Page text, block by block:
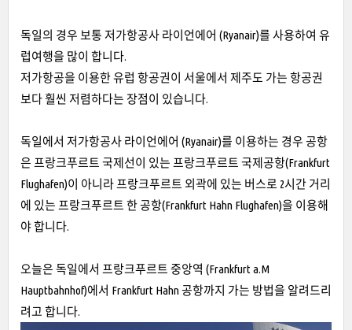
독일의 경우 보통 저가항공사 라이언에어 (Ryanair)를 사용하여 유
럽여행을 많이 합니다.
저가항공을 이용한 유럽 항공권이 서울에서 제주도 가는 항공권
보다 훨씬 저렴하다는 장점이 있습니다.
독일에서 저가항공사 라이언에어 (Ryanair)를 이용하는 경우 공항
은 프랑크푸르트 국제선이 있는 프랑크푸르트 국제공항(Frankfurt
Flughafen)이 아니라 프랑크푸르트 외곽에 있는 버스로 2시간 거리
에 있는 프랑크푸르트 한 공항(Frankfurt Hahn Flughafen)을 이용해
야 합니다.
오늘은 독일에서 프랑크푸르트 중앙역 (Frankfurt a.M
Hauptbahnhof)에서 Frankfurt Hahn 공항까지 가는 방법을 알려드리
려고 합니다.